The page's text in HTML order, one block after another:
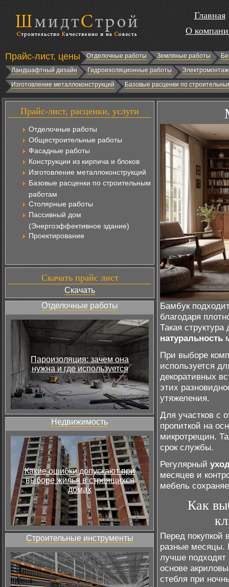
Главная
О
Прайс-лист, цены Отделочные работы Земляные работы
Ландшафтный дизайн
Гидроизоляционные работы
Изготовление металлоконструкций
Базовые расценки по
Прайс-лист, расценки, услуги
Отделочные работы
Общестроительные работы
Фасадные работы
Конструкции из кирпича и блоков
Изготовление металлоконструкций
Базовые расценки по строительным
работам
Столярные работы
Пассивный дом
(Энергоэффективное здание)
Проектирование
Скачать прайс лист
Скачать
Отделочные работы
Пароизоляция: зачем она
нужна и где используется
Недвижимость
Какие ошибки допускают при
выборе жилья в строящихся
домах
Строительные инструменты
Бамбук
благодаря
Такая
натуральность
При выборе
используется
декоративных
этих
утяжеления.
Для участков с
пропиткой на
микротрещин.
срок службы.
Регулярный
месяцев и
мебель
Как
Перед покупкой
разные месяцы.
лучше подходят
основе
стебля при